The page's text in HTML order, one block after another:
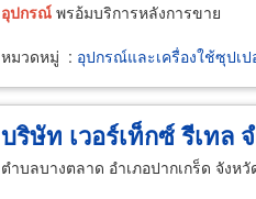
อุปกรณ์ พรอ้มบริการหลังการขาย
หมวดหมู่ : อุปกรณ์และเครื่องใช้ซุปเป
บริษัท เวอร์เท็กซ์ รีเทล
ตำบลบางตลาด อำเภอปากเกร็ด จังห